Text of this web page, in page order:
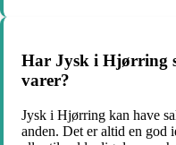
Har Jysk i Hjørring
varer?
Jysk i Hjørring kan have
anden. Det er altid en god